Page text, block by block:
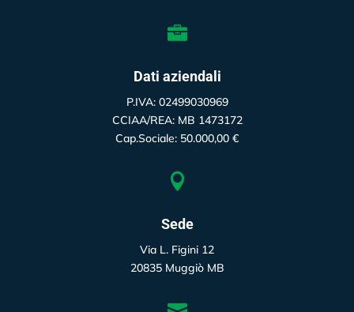

Dati aziendali
P.IVA: 02499030969
CCIAA/REA: MB 1473172
Cap.Sociale: 50.000,00 €

Sede
Via L. Figini 12
20835Muggiò MB